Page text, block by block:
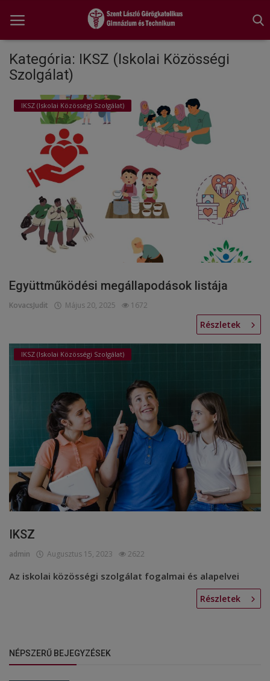
A tanév rendje
Diákönkormányzat
Egészségnevelés
Igazgatói köszöntő
Iskolánk
Képzéseink
Dokumentumok
OM azonosító:203167 Tel.:(52)
411 674 E-
mail:szentlaszlodebrecen@gmail.c
om Cím:Debrecen, Thomas Mann
utca 16.
E-Napló
Kategória: IKSZ (Iskolai Közösségi
Szolgálat)
IKSZ (Iskolai Közösségi Szolgálat)
Együttműködési megállapodások listája
KovacsJudit Május 20, 2025 1672
Részletek
IKSZ (Iskolai Közösségi Szolgálat)
IKSZ
admin Augusztus 15, 2023 2622
Az iskolai közösségi szolgálat fogalmai és alapelvei
Részletek
NÉPSZERŰ BEJEGYZÉSEK